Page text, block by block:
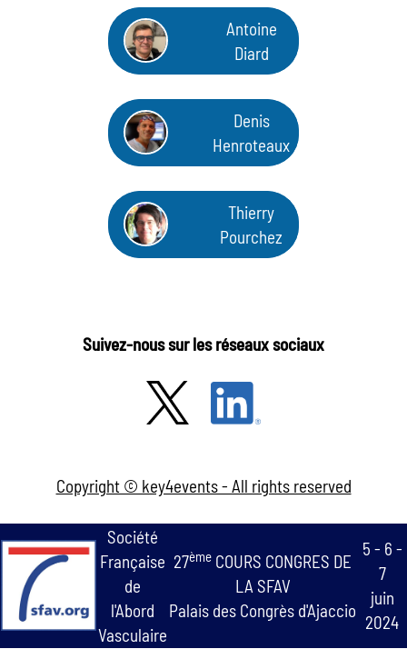
Antoine
Diard
Denis
Henroteaux
Thierry
Pourchez
Suivez-nous sur les réseaux sociaux
Société
Française
de
l'Abord
Vasculaire
27ème COURS CONGRES DE
LA SFAV
Palais des Congrès d'Ajaccio
5 - 6 -
7
juin
2024
Copyright © key4events - All rights reserved